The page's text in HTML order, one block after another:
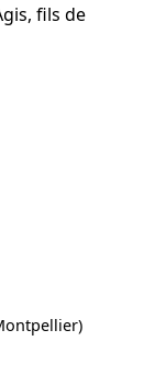
fils de